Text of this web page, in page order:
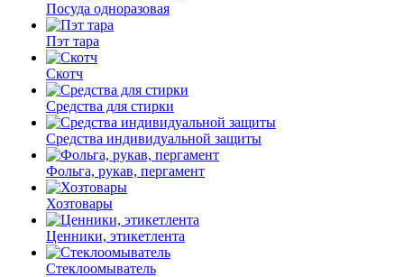
Посуда одноразовая
Пэт тара
Скотч
Средства для стирки
Средства индивидуальной защиты
Фольга, рукав, пергамент
Хозтовары
Ценники, этикетлента
Стеклоомыватель